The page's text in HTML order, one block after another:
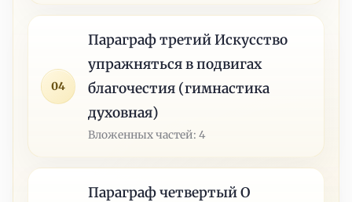
04
Параграф третий Искусство
упражняться в подвигах
благочестия (гимнастика
духовная)
Вложенных частей: 4
Параграф четвертый О